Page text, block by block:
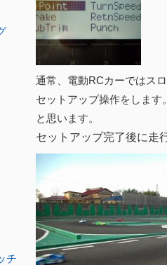
通常、電動RCカーではス
セットアップ操作をします
と思います。
セットアップ完了後に走
チ